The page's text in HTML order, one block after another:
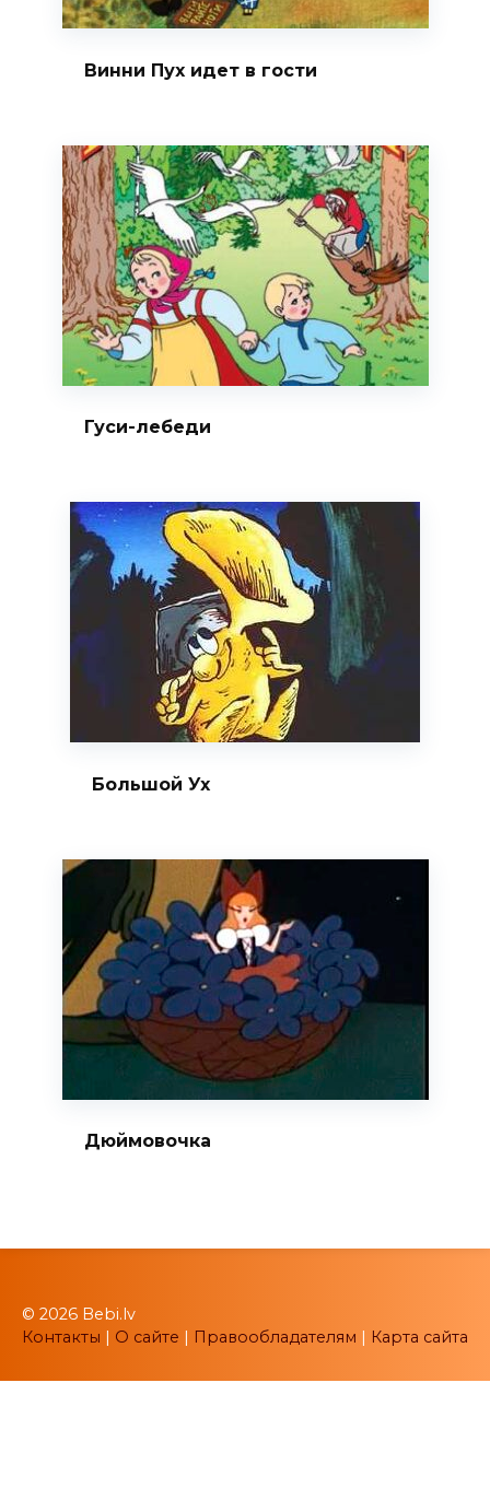
Винни Пух идет в гости
Гуси-лебеди
Большой Ух
Дюймовочка
© 2026 Bebi.lv
Контакты | О сайте | Правообладателям | Карта сайта